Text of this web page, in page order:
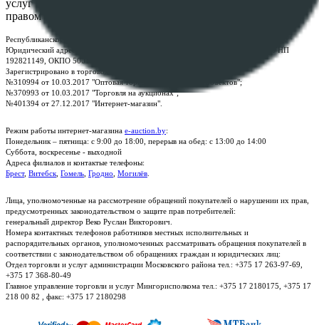
услуг "БелЮрОбеспечение" - Все права защищены авторским
правом
Республиканское унитарное предприятие по оказанию услуг "БелЮрОбеспечение"
Юридический адрес: г. Минск, пр-т. Дзержинского, 1Б, e-mail:
, УНП
192821149, ОКПО 500111895000
Зарегистрировано в торговом реестре Республики Беларусь:
№310994 от 10.03.2017 "Оптовая торговля без торговых объектов";
№370993 от 10.03.2017 "Торговля на аукционах";
№401394 от 27.12.2017 "Интернет-магазин".
Режим работы интернет-магазина e-auction.by:
Понедельник – пятница: с 9:00 до 18:00, перерыв на обед: с 13:00 до 14:00
Суббота, воскресенье - выходной
Адреса филиалов и контактые телефоны:
Брест, Витебск Гомель Гродно Могилёв
Лица, уполномоченные на рассмотрение обращений покупателей о нарушении их прав,
предусмотренных законодательством о защите прав потребителей:
генеральный директор Веко Руслан Викторович.
Номера контактных телефонов работников местных исполнительных и
распорядительных органов, уполномоченных рассматривать обращения покупателей в
соответствии с законодательством об обращениях граждан и юридических лиц:
Отдел торговли и услуг администрации Московского района тел.: +375 17 263-97-69,
+375 17 368-80-49
Главное управление торговли и услуг Мингорисполкома тел.: +375 17 2180175, +375 17
218 00 82 , факс: +375 17 2180298